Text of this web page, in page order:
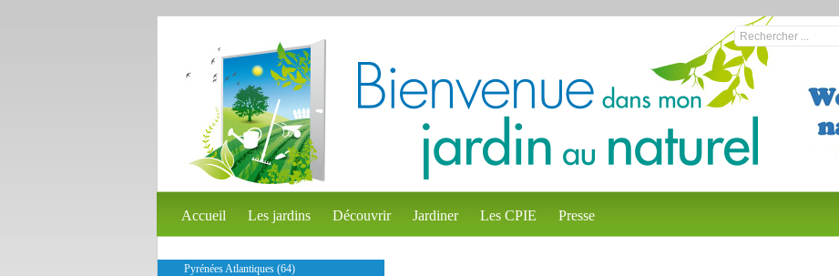
Accueil Les jardins Découvrir Jardiner Les CPIE Presse
Pyrénées Atlantiques (64)